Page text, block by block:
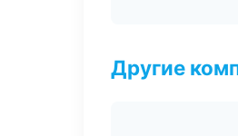
Другие